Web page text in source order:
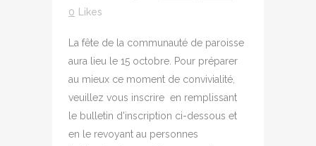
0
Likes
La fête de la communauté de paroisse
aura lieu le 15 octobre. Pour préparer
au mieux ce moment de convivialité,
veuillez vous inscrire en remplissant
le bulletin d'inscription ci-dessous et
en le revoyant au personnes